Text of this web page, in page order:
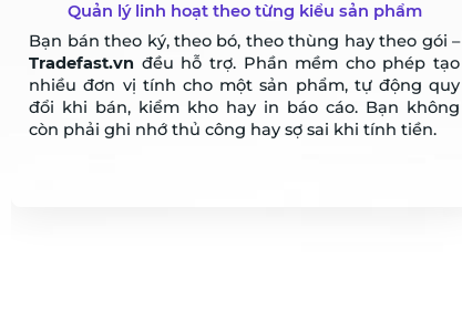
Kiểm soát hạn sử dụng và hàng hư hỏng
Với mặt hàng tươi sống, việc kiểm tra hạn dùng
thường xuyên là cực kỳ quan trọng.Tradefast.vn
giúp bạn theo dõi hạn sử dụng từng lô hàng, tự
cảnh báo khi sản phẩm sắp quá hạn, tồn kho lâu
ngày, hoặc sắp hết hàng – để bạn chủ động xử lý